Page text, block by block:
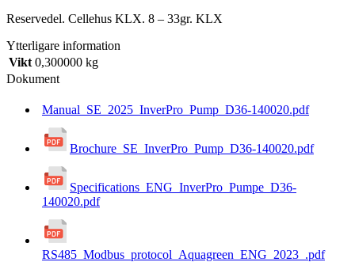
mängd
Reservedel. Cellehus KLX. 8 – 33gr. KLX
Ytterligare information
Vikt 0,300000 kg
Dokument
Manual_SE_2025_InverPro_Pump_D36-140020.pdf
Brochure_SE_InverPro_Pump_D36-140020.pdf
Specifications_ENG_InverPro_Pumpe_D36-
140020.pdf
RS485_Modbus_protocol_Aquagreen_ENG_2023_.pdf